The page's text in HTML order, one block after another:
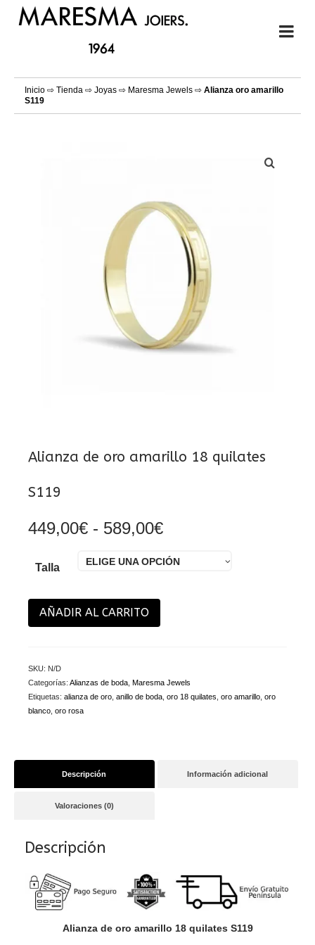
Inicio ⇨ Tienda ⇨ Joyas ⇨ Maresma Jewels ⇨ Alianza oro amarillo
S119
Alianza de oro amarillo 18 quilates
S119
449,00€ - 589,00€Rango
precios:
desde
Talla ELIGE UNA OPCIÓN
AÑADIR AL CARRITO
SKU: N/D
Categorías: Alianzas de boda Maresma Jewels
Etiquetas: alianza de oro anillo de boda oro 18 quilates oro amarillo oro
blanco oro rosa
Descripción Información adicional
Valoraciones (0)
Descripción
Alianza de oro amarillo 18 quilates S119